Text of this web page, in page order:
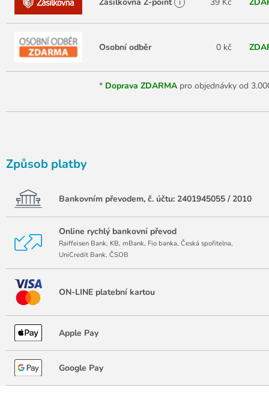
Osobní odběr 0 kč
* Doprava ZDARMA pro objednávky od
Způsob platby
Bankovním převodem, č. účtu: 2401945055 / 2010
Online rychlý bankovní převod
Raiffeisen Bank, KB, mBank, Fio banka, Česká spořitelna,
UniCredit Bank, ČSOB
ON-LINE platební kartou
Apple Pay
Google Pay
Z